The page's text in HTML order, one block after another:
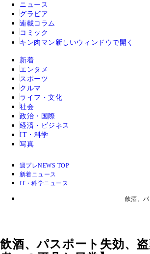
ニュース
グラビア
連載コラム
コミック
キン肉マン 新しいウィンドウで開く
新着
エンタメ
スポーツ
クルマ
ライフ・文化
社会
政治・国際
経済・ビジネス
IT・科学
写真
週プレNEWS TOP
新着ニュース
IT・科学ニュース
飲酒、
飲酒、パスポート失効、